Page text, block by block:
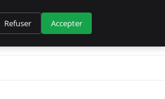
Refuser Accepter